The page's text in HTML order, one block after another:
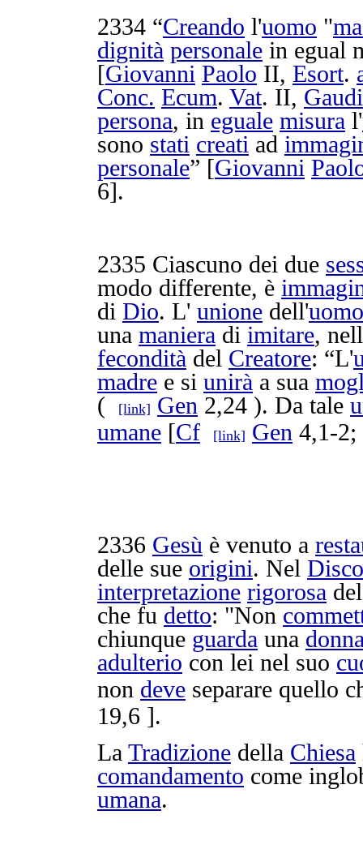
2334 “Creando l'uomo "
dignità personale in egual
[Giovanni Paolo II, Esort.
Conc. Ecum. Vat. II,
persona, in eguale misura l'
sono stati creati ad
personale” [Giovanni
6].
2335 Ciascuno dei due
modo differente, è
di Dio. L' unione dell'uomo
una maniera di imitare,
fecondità del Creatore: “L'
madre e si unirà a sua
(
[link] Gen 2,24 ). Da tale
umane [Cf [link] Gen 4,1-
2336 Gesù è venuto a
delle sue origini. Nel
interpretazione rigorosa
che fu detto: "Non
chiunque guarda una
adulterio con lei nel suo
non deve separare quello
19,6 ].
La Tradizione della Chiesa
comandamento come
umana.